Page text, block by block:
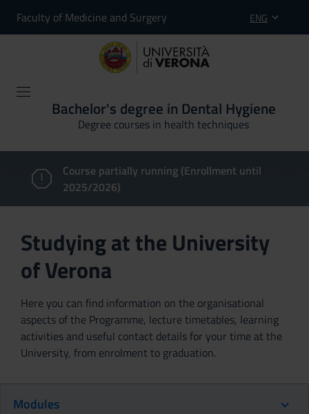
Faculty of Medicine and Surgery ENG
Bachelor's degree in Dental Hygiene
Degree courses in health techniques
Course partially running (Enrollment until
2025/2026)
Studying at the University
of Verona
Here you can find information on the organisational
aspects of the Programme, lecture timetables, learning
activities and useful contact details for your time at the
University, from enrolment to graduation.
Modules